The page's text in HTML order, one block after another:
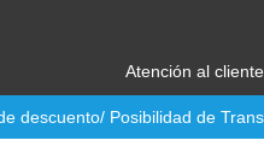
Atención al
descuento/ Posibilidad de